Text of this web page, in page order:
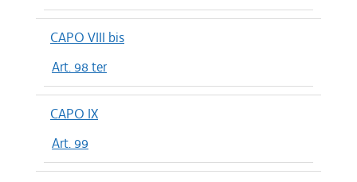
CAPO VIII bis
Art. 98 ter
CAPO IX
Art. 99